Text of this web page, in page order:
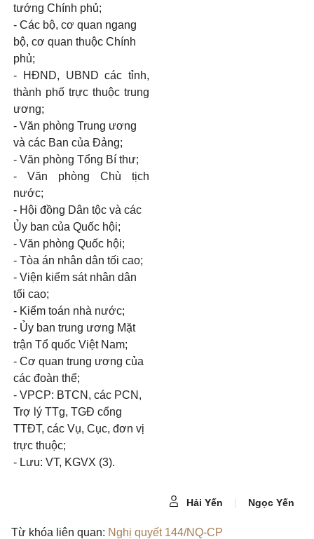
tướng Chính phủ;
- Các bộ, cơ quan ngang
bộ, cơ quan thuộc Chính
phủ;
-
HĐND, UBND các tỉnh,
thành phố trực thuộc trung
ương;
- Văn phòng Trung ương
và các Ban của Đảng;
- Văn phòng Tổng Bí thư;
-
Văn phòng Chù tịch
nước;
- Hội đồng Dân tộc và các
Ủy ban của Quốc hội;
- Văn phòng Quốc hội;
- Tòa án nhân dân tối cao;
- Viện kiểm sát nhân dân
tối cao;
- Kiểm toán nhà nước;
- Ủy ban trung ương Mặt
trận Tổ quốc Việt Nam;
- Cơ quan trung ương của
các đoàn thể;
- VPCP: BTCN, các PCN,
Trợ lý TTg, TGĐ cổng
TTĐT, các Vụ, Cục, đơn vị
trực thuộc;
- Lưu: VT, KGVX (3).
Hải Yến | Ngọc Yến
Từ khóa liên quan: Nghị quyết 144/NQ-CP